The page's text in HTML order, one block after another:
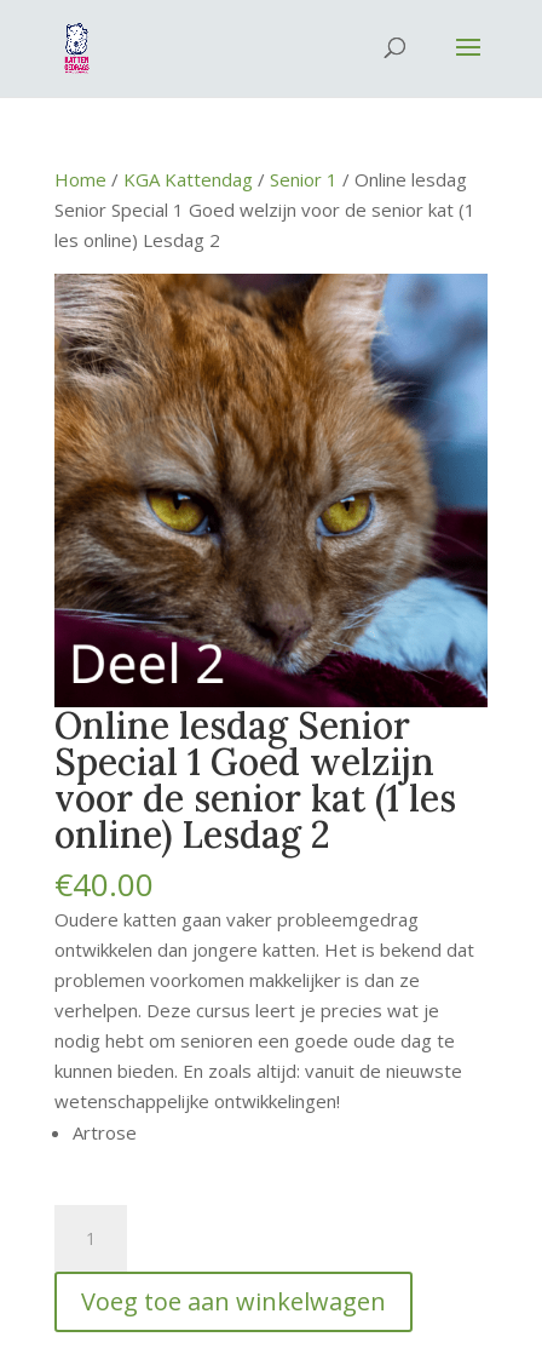
Home / KGA Kattendag/ Senior 1 / Online lesdag
Senior Special 1 Goed welzijn voor de senior kat (1
les online) Lesdag 2
Online lesdag Senior
Special 1 Goed welzijn
voor de senior kat (1 les
online) Lesdag 2
€40.00
Oudere katten gaan vaker probleemgedrag
ontwikkelen dan jongere katten. Het is bekend dat
problemen voorkomen makkelijker is dan ze
verhelpen. Deze cursus leert je precies wat je
nodig hebt om senioren een goede oude dag te
kunnen bieden. En zoals altijd: vanuit de nieuwste
wetenschappelijke ontwikkelingen!
Artrose
lesdag
Senior
Special
1
Voeg toe aan winkelwagen